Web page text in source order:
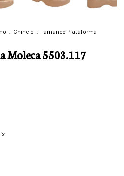
. Chinelo . Tamanco Plataforma
Moleca 5503.117